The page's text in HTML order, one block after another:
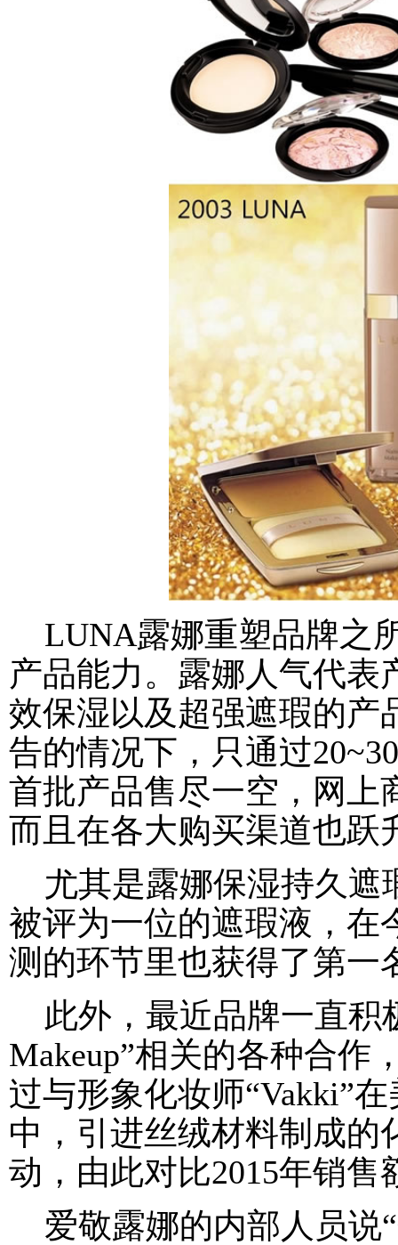
LUNA露娜重塑品牌之
产品能力。露娜人气代表
效保湿以及超强遮瑕的产
告的情况下，只通过
首批产品售尽一空，网上
而且在各大购买渠道也跃
尤其是露娜保湿持久遮
被评为一位的遮瑕液，在
测的环节里也获得了第一
此外，最近品牌一直积
Makeup”相关的各种合作
过与形象化妆师“Vakki”
中，引进丝绒材料制成的
动，由此对比2015年销售
爱敬露娜的内部人员说